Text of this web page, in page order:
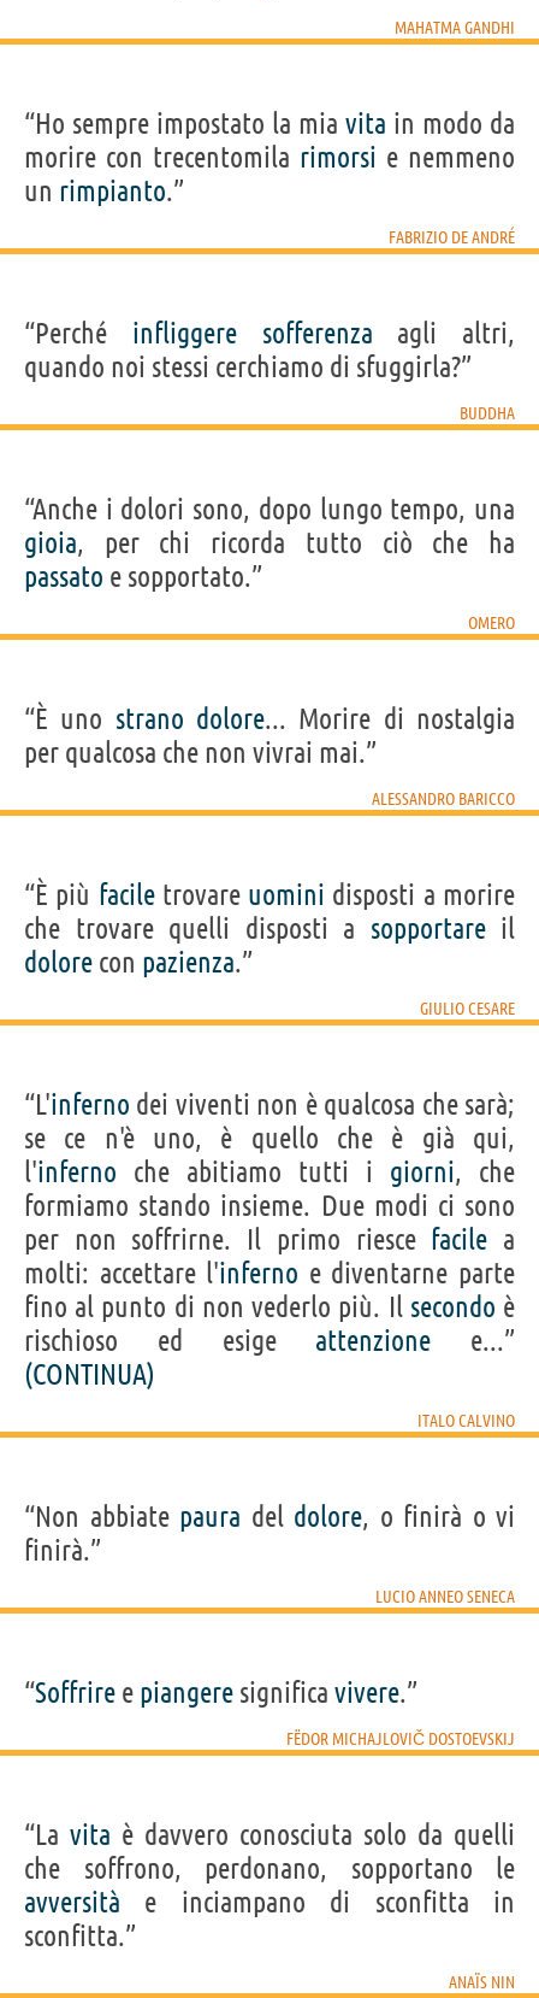
MAHATMA GANDHI
“Ho sempre impostato la mia vita in modo da
morire con trecentomila rimorsi e nemmeno
un rimpianto.”
FABRIZIO DE ANDRÉ
“Perché infliggere sofferenza agli altri,
quando noi stessi cerchiamo di sfuggirla?”
BUDDHA
“Anche i dolori sono, dopo lungo tempo, una
gioia, per chi ricorda tutto ciò che ha
passato e sopportato.”
OMERO
“È uno strano dolore... Morire di nostalgia
per qualcosa che non vivrai mai.”
ALESSANDRO BARICCO
“È più faciletrovare uomini disposti a morire
che trovare quelli disposti a sopportareil
dolore con pazienza.”
GIULIO CESARE
“L'inferno dei viventi non è qualcosa che sarà;
se ce n'è uno, è quello che è già qui,
l'inferno che abitiamo tutti i giorni, che
formiamo stando insieme. Due modi ci sono
per non soffrirne. Il primo riesce facile a
molti: accettare l'inferno e diventarne parte
fino al punto di non vederlo più. Il secondo è
rischioso ed esige attenzione e...”
(CONTINUA)
ITALO CALVINO
“Non abbiate paura del dolore, o finirà o vi
finirà.”
LUCIO ANNEO SENECA
“Soffrire e piangere significa vivere.”
FËDOR MICHAJLOVIČ DOSTOEVSKIJ
“La vita è davvero conosciuta solo da quelli
che soffrono, perdonano, sopportano le
avversità e inciampano di sconfitta in
sconfitta.”
ANAÏS NIN